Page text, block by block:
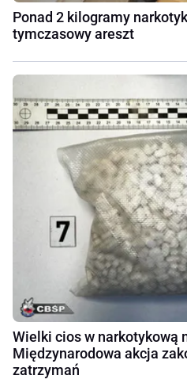
Ponad 2 kilogramy
tymczasowy areszt
Wielki cios w narkotykową
Międzynarodowa akcja
zatrzymań